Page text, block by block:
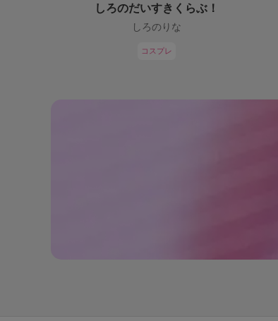
しろのだいすきくらぶ！
しろのりな
コスプレ